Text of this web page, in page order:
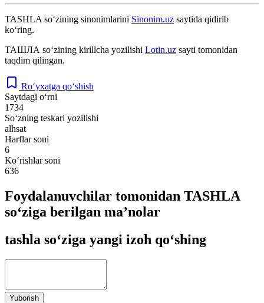
TASHLA so‘zining sinonimlarini Sinonim.uz saytida qidirib
ko‘ring.
ТАШЛА so‘zining kirillcha yozilishi Lotin.uz sayti tomonidan
taqdim qilingan.
Ro‘yxatga qo‘shish
Saytdagi o‘rni
1734
So‘zning teskari yozilishi
alhsat
Harflar soni
6
Ko‘rishlar soni
636
Foydalanuvchilar tomonidan TASHLA
so‘ziga berilgan ma’nolar
tashla so‘ziga yangi izoh qo‘shing
Yuborish